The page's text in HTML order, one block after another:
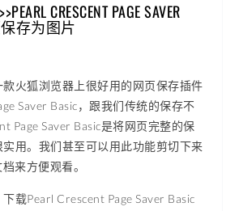
CRESCENT PAGE SAVER
保存为图片
火狐浏览器上很好用的网页保存插件
Saver Basic，跟我们传统的保存不
Page Saver Basic是将网页完整的保
用。我们甚至可以用此功能剪切下来
来方便观看。
载Pearl Crescent Page Saver Basic